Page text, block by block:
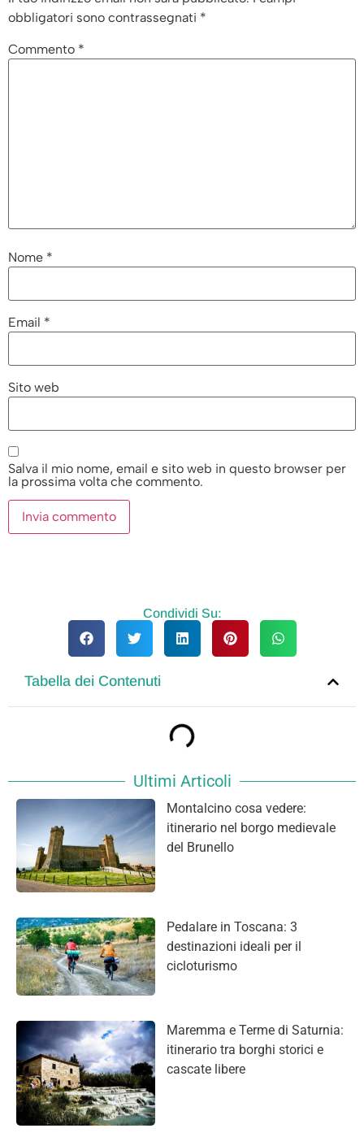
obbligatori sono contrassegnati *
Commento *
Nome *
Email *
Sito web
Salva il mio nome, email e sito web in questo browser per
la prossima volta che commento.
Condividi Su:
Tabella dei Contenuti
Ultimi Articoli
Montalcino cosa vedere:
itinerario nel borgo medievale
del Brunello
Pedalare in Toscana: 3
destinazioni ideali per il
cicloturismo
Maremma e Terme di Saturnia:
itinerario tra borghi storici e
cascate libere